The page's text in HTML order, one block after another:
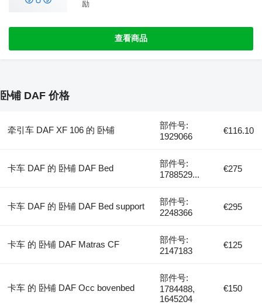
励
查看商品
卧铺 DAF 价格
牵引车 DAF XF 106 的 卧铺
部件号:
1929066
€116.10
卡车 DAF 的 卧铺 DAF Bed
部件号:
1788529...
€275
卡车 DAF 的 卧铺 DAF Bed support
部件号:
2248366
€295
卡车 的 卧铺 DAF Matras CF
部件号:
2147183
€125
卡车 的 卧铺 DAF Occ bovenbed
部件号:
1784488,
1645204
€150